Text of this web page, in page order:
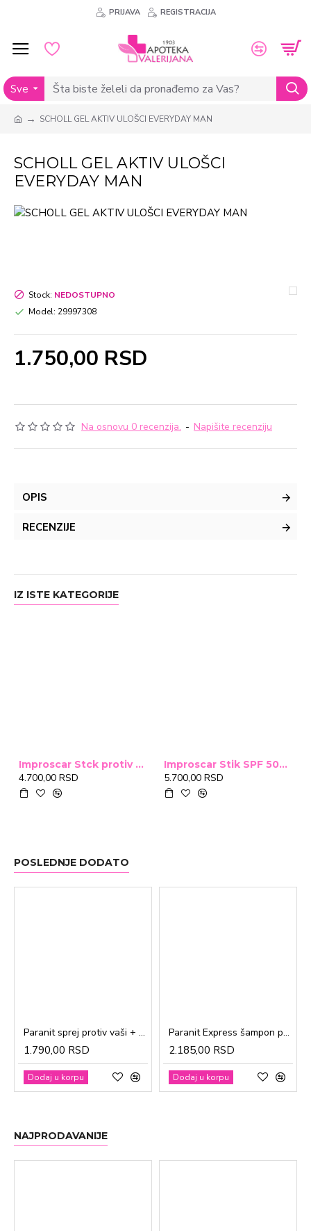
PRIJAVA REGISTRACIJA
Sve
SCHOLL GEL AKTIV ULOŠCI EVERYDAY MAN
SCHOLL GEL AKTIV ULOŠCI
EVERYDAY MAN
Na osnovu 0 recenzija. - Napišite recenziju
1.750,00 RSD
Stock: NEDOSTUPNO
Model: 29997308
OPIS
RECENZIJE
IZ ISTE KATEGORIJE
Improscar Stck protiv ožiljaka 4,6g
4.700,00 RSD
Improscar Stik SPF 50+ Conceal 6,9g (tonirani)
5.700,00 RSD
POSLEDNJE DODATO
Paranit sprej protiv vaši + češalj 100ml
1.790,00 RSD
Dodaj u korpu
Paranit Express šampon protiv vaši + češalj 200ml
2.185,00 RSD
Dodaj u korpu
NAJPRODAVANIJE